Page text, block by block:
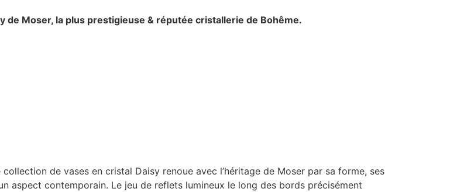
de Moser, la plus prestigieuse & réputée cristallerie de Bohême.
de vases en cristal Daisy renoue avec l’héritage de Moser par sa forme, ses
aspect contemporain. Le jeu de reflets lumineux le long des bords précisément